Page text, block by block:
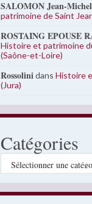
SALOMON Jean-Michel
patrimoine de Saint
ROSTAING EPOUSE
Histoire et patrimoine
(Saône-et-Loire)
RossolinidansHistoire
(Jura)
Catégories
Catégories